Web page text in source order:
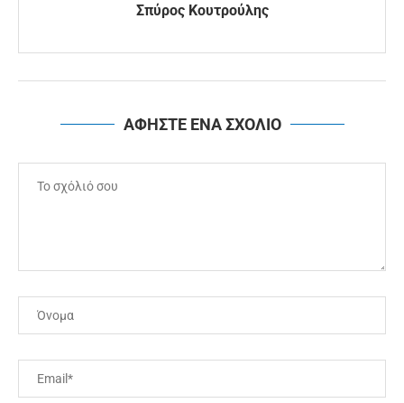
Σπύρος Κουτρούλης
ΑΦΗΣΤΕ ΕΝΑ ΣΧΟΛΙΟ